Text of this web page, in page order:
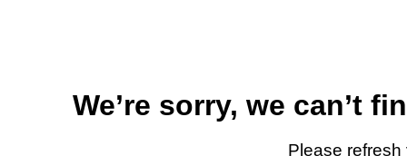
We’re sorry, we can’t
Please refresh